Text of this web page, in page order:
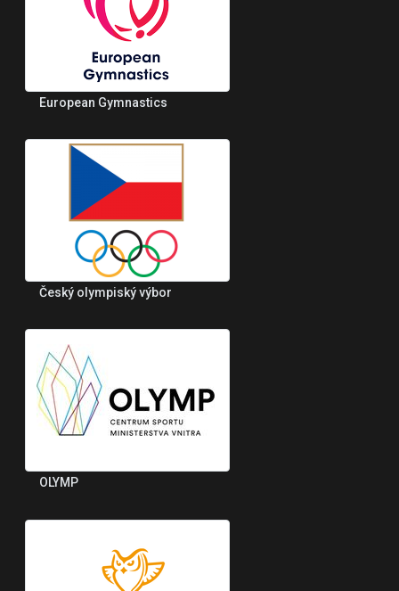
European Gymnastics
Český olympiský výbor
OLYMP